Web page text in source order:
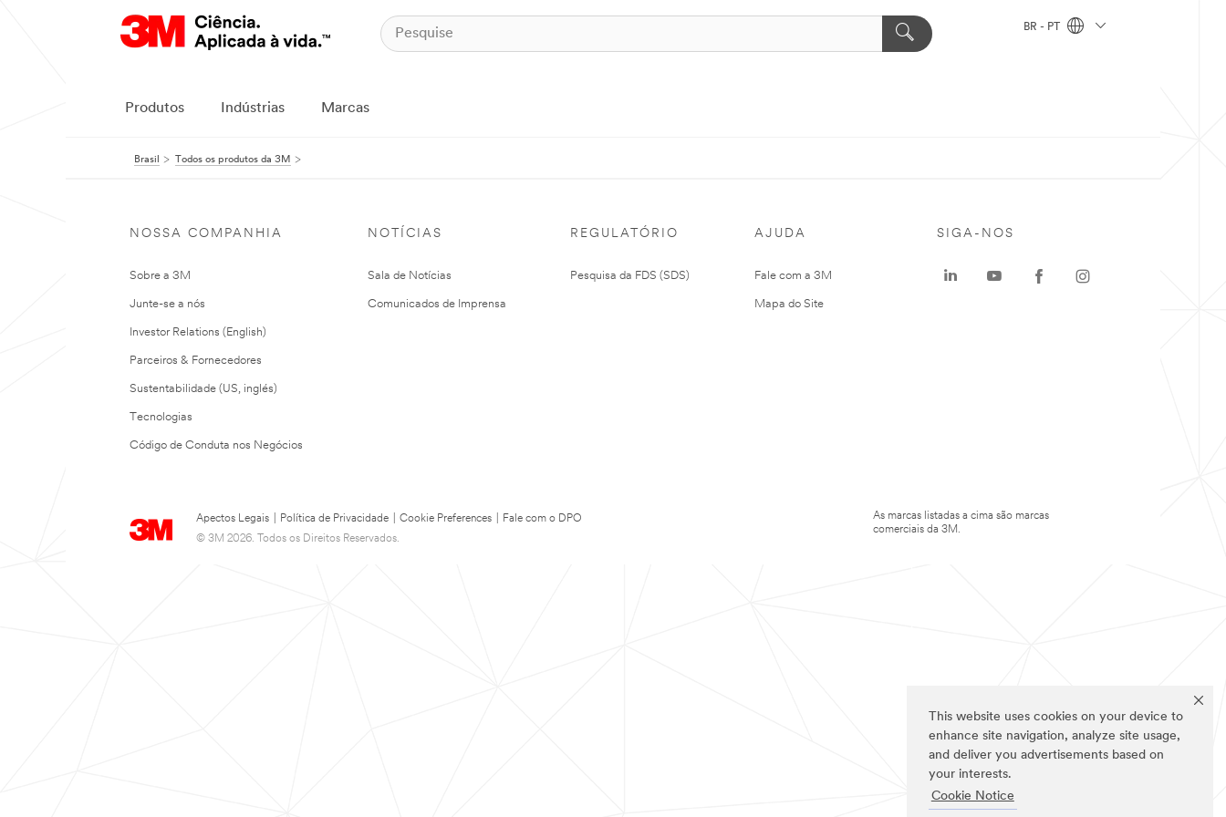
This website uses cookies on your device to
enhance site navigation, analyze site usage,
and deliver you advertisements based on
your interests.
Cookie Notice
BR - PT
Produtos Indústrias Marcas
Brasil Todos os produtos da 3M
NOSSA COMPANHIA
Sobre a 3M
Junte-se a nós
Investor Relations (English)
Parceiros & Fornecedores
Sustentabilidade (US, inglés)
Tecnologias
Código de Conduta nos Negócios
NOTÍCIAS
Sala de Notícias
Comunicados de Imprensa
REGULATÓRIO
Pesquisa da FDS (SDS)
AJUDA
Fale com a 3M
Mapa do Site
Apectos Legais Política de Privacidade Cookie Preferences
Fale com o DPO
© 3M 2026. Todos os Direitos Reservados.
SIGA-NOS
As marcas listadas a cima são marcas
comerciais da 3M.